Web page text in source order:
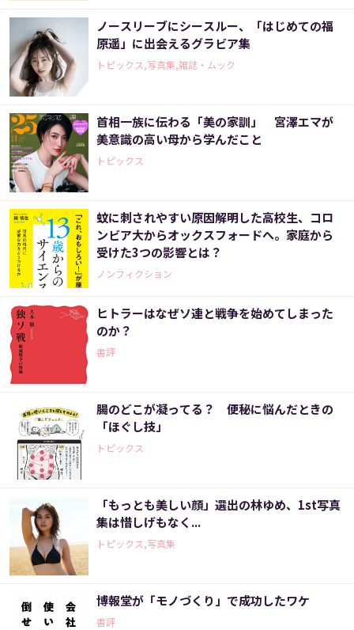
ノースリーブにシースルー、「はじめての福
原遥」に出会えるグラビア集
トピックス,写真集,雑誌・ムック
首相一族に伝わる「美の家訓」 宮澤エマが
美意識の高い母から学んだこと
トピックス
蚊に刺されやすい原因解明した高校生、コロ
ンビア大からオックスフォードへ。家庭から
受けた3つの影響とは？
ノンフィクション
ヒトラーはなぜソ連と戦争を始めてしまった
のか？
書評
腸のどこが凝ってる？ 便秘に悩んだときの
「ほぐし技」
トピックス
「もっとも美しい顔」選出の林ゆめ、1st写真
集は惜しげもなく...
トピックス,写真集
博報堂が「モノづくり」で成功したワケ
書評